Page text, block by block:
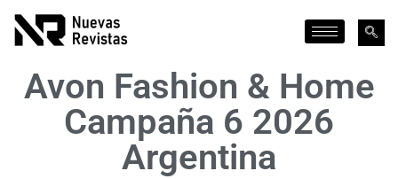
Avon Fashion & Home
Campaña 6 2026
Argentina